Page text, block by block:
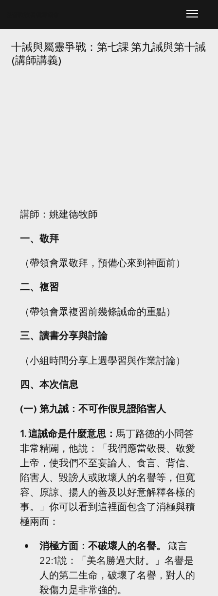
十誡與屬靈爭戰：第七課 第九誡與第十誡
(講師講義)
講師：姚建德牧師
一、敬拜
（帶領會眾敬拜，預備心來到神面前）
二、複習
（帶領會眾複習前幾條誡命的重點）
三、讀書分享與討論
（小組時間分享上週學習與作業討論）
四、本次信息
(一) 第九誡：不可作假見證陷害人
1. 這誡命是什麼意思： 馬丁路德的小問答
非常精闢，他說：「我們應當敬畏、敬愛
上帝，使我們不至妄論人、食言、背信、
陷害人、毀謗人或敗壞人的名譽等，但寬
容、原諒、揚人的善及以好意解釋各樣的
事。」你可以看到這裡面包含了消極與積
極兩面：
消極方面：不破壞人的名譽。
箴言
22:1說：「美名勝過大財。」名譽是
人的第二生命，破壞了名譽，對人的
殺傷力是非常強的。